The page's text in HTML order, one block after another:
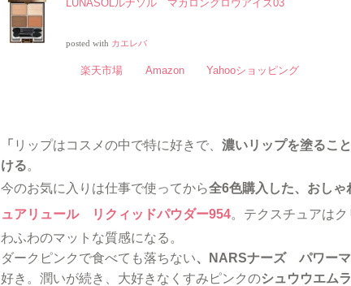
LUNASOLルナソル マカロングロウアイズ03
posted with カエレバ
楽天市場 Amazon Yahooショッピング
「 リップはコスメの中で特に好きで、 濃いリップを塗るこ
ける。
今のお気に入りは仕事で使ってから全6色購入した、おしゃ
ュアリュール リクィッドパウダー954。テクスチュアは
わふわのマットな質感になる。
ダークピンクで食べても落ちない、NARSナーズ パワー
好き。潤いが続き、大好きなくすみピンクのシュウウエム